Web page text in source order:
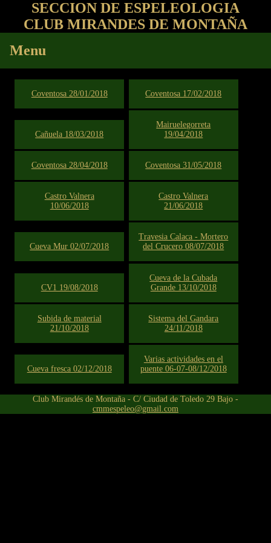
SECCION DE ESPELEOLOGIA
CLUB MIRANDES DE MONTAÑA
Menu
Coventosa 28/01/2018 Coventosa 17/02/2018
Cañuela 18/03/2018
Mairuelegorreta
19/04/2018
Coventosa 28/04/2018 Coventosa 31/05/2018
Castro Valnera
10/06/2018
Castro Valnera
21/06/2018
Cueva Mur 02/07/2018
Travesia Calaca - Mortero
del Crucero 08/07/2018
CV1 19/08/2018
Cueva de la Cubada
Grande 13/10/2018
Subida de material
21/10/2018
Sistema del Gandara
24/11/2018
Cueva fresca 02/12/2018
Varias actividades en el
puente 06-07-08/12/2018
Club Mirandés de Montaña - C/ Ciudad de Toledo 29 Bajo -
cmmespeleo@gmail.com